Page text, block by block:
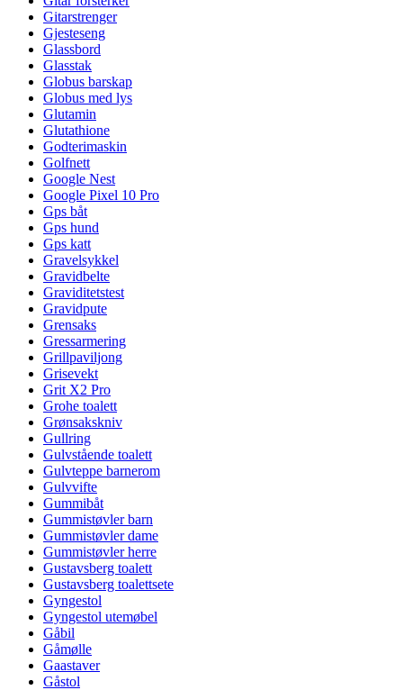
Gitarstrenger
Gjesteseng
Glassbord
Glasstak
Globus barskap
Globus med lys
Glutamin
Glutathione
Godterimaskin
Golfnett
Google Nest
Google Pixel 10 Pro
Gps båt
Gps hund
Gps katt
Gravelsykkel
Gravidbelte
Graviditetstest
Gravidpute
Grensaks
Gressarmering
Grillpaviljong
Grisevekt
Grit X2 Pro
Grohe toalett
Grønsakskniv
Gullring
Gulvstående toalett
Gulvteppe barnerom
Gulvvifte
Gummibåt
Gummistøvler barn
Gummistøvler dame
Gummistøvler herre
Gustavsberg toalett
Gustavsberg toalettsete
Gyngestol
Gyngestol utemøbel
Gåbil
Gåmølle
Gaastaver
Gåstol